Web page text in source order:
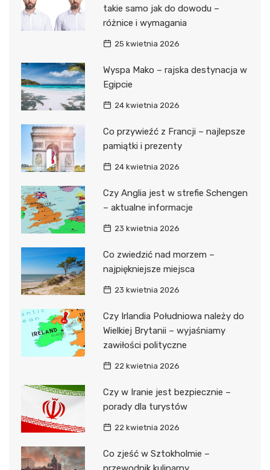
takie samo jak do dowodu –
różnice i wymagania
25 kwietnia 2026
Wyspa Mako – rajska destynacja w
Egipcie
24 kwietnia 2026
Co przywieźć z Francji – najlepsze
pamiątki i prezenty
24 kwietnia 2026
Czy Anglia jest w strefie Schengen
– aktualne informacje
23 kwietnia 2026
Co zwiedzić nad morzem –
najpiękniejsze miejsca
23 kwietnia 2026
Czy Irlandia Południowa należy do
Wielkiej Brytanii – wyjaśniamy
zawiłości polityczne
22 kwietnia 2026
Czy w Iranie jest bezpiecznie –
porady dla turystów
22 kwietnia 2026
Co zjeść w Sztokholmie –